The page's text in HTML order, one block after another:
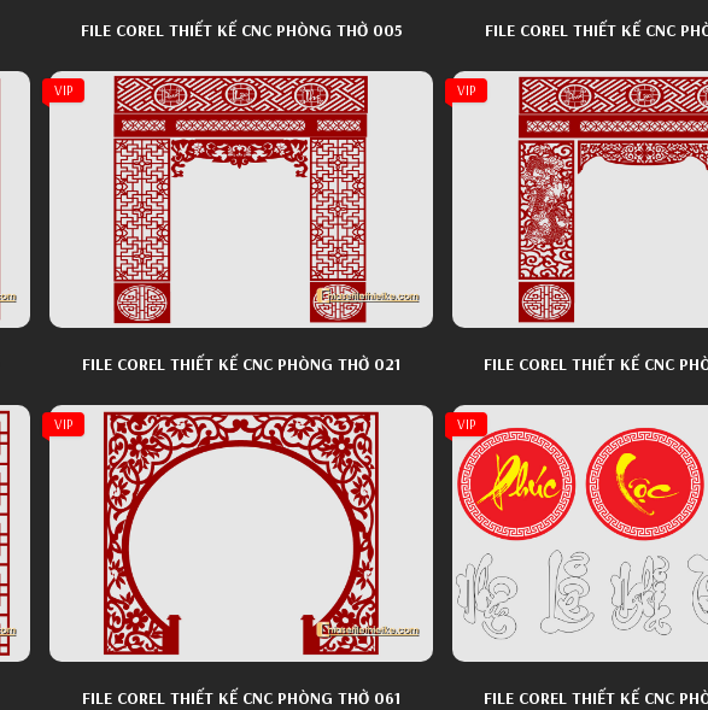
FILE COREL THIẾT KẾ CNC PHÒNG THỜ 005 FILE COREL THIẾT KẾ CNC
VIP
FILE COREL THIẾT KẾ CNC PHÒNG THỜ 021
VIP
FILE COREL THIẾT KẾ CNC
VIP
FILE COREL THIẾT KẾ CNC PHÒNG THỜ 061
VIP
FILE COREL THIẾT KẾ CNC